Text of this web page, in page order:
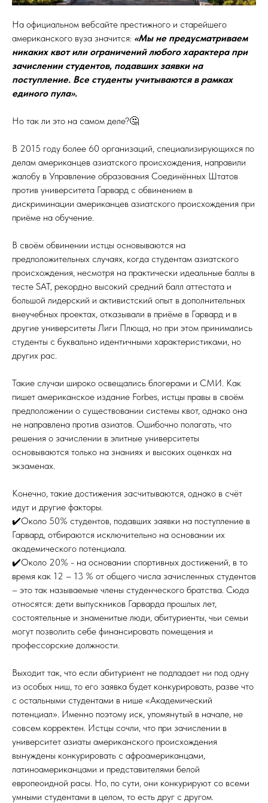
На официальном вебсайте престижного и старейшего
американского вуза значится: «Мы не предусматриваем
никаких квот или ограничений любого характера при
зачислении студентов, подавших заявки на
поступление. Все студенты учитываются в рамках
единого пула».
Но так ли это на самом деле?🤔
В 2015 году более 60 организаций, специализирующихся по
делам американцев азиатского происхождения, направили
жалобу в Управление образования Соединённых Штатов
против университета Гарвард с обвинением в
дискриминации американцев азиатского происхождения при
приёме на обучение.
В своём обвинении истцы основываются на
предположительных случаях, когда студентам азиатского
происхождения, несмотря на практически идеальные баллы в
тесте SAT, рекордно высокий средний балл аттестата и
большой лидерский и активистский опыт в дополнительных
внеучебных проектах, отказывали в приёме в Гарвард и в
другие университеты Лиги Плюща, но при этом принимались
студенты с буквально идентичными характеристиками, но
других рас.
Такие случаи широко освещались блогерами и СМИ. Как
пишет американское издание Forbes, истцы правы в своём
предположении о существовании системы квот, однако она
не направлена против азиатов. Ошибочно полагать, что
решения о зачислении в элитные университеты
основываются только на знаниях и высоких оценках на
экзаменах.
Конечно, такие достижения засчитываются, однако в счёт
идут и другие факторы.
✔️Около 50% студентов, подавших заявки на поступление в
Гарвард, отбираются исключительно на основании их
академического потенциала.
✔️Около 20% - на основании спортивных достижений, в то
время как 12 – 13 % от общего числа зачисленных студентов
– это так называемые члены студенческого братства. Сюда
относятся: дети выпускников Гарварда прошлых лет,
состоятельные и знаменитые люди, абитуриенты, чьи семьи
могут позволить себе финансировать помещения и
профессорские должности.
Выходит так, что если абитуриент не подпадает ни под одну
из особых ниш, то его заявка будет конкурировать, разве что
с остальными студентами в нише «Академический
потенциал». Именно поэтому иск, упомянутый в начале, не
совсем корректен. Истцы сочли, что при зачислении в
университет азиаты американского происхождения
вынуждены конкурировать с афроамериканцами,
латиноамериканцами и представителями белой
европеоидной расы. Но, по сути, они конкурируют со всеми
умными студентами в целом, то есть друг с другом.